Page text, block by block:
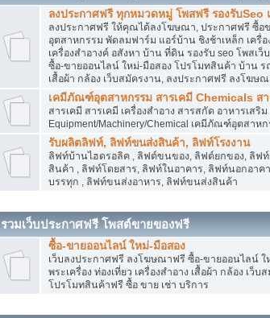
ลงประกาศฟรี ทุกหมวดหมู่ โพสฟรี รองรับSeo
ลงประกาศฟรี ให้คุณได้ลงโฆษณา, ประกาศฟรี ซื้
อุตสาหกรรม พัดลมฟาร์ม แอร์บ้าน ชิงช้าเหล็ก เครื่
เครื่องสำอางค์ อสังหา บ้าน ที่ดิน รองรับ seo โพส
ซื้อ-ขายออนไลน์ ใหม่-มือสอง โปรโมทสินค้า บ้าน รถ
เสื้อผ้า กล้อง เว็บสมัครงาน, ลงประกาศฟรี ลงโฆ
เคมีภัณฑ์อุตสาหกรรม สารเคมี Chemicals ส
สารเคมี สารเคมี เครื่องสำอาง สารสกัด อาหารเสริม
Equipment/Machinery/Chemical เคมีภัณฑ์อุตสาห
รับผลิตลิฟท์, ลิฟท์ขนส่งสินค้า, ลิฟท์โรงงาน
ลิฟท์บ้านไฮดรอลิค , ลิฟต์ขนของ, ลิฟต์ยกของ, ลิฟ
สินค้า , ลิฟท์โดยสาร, ลิฟท์ในอาคาร, ลิฟท์นอกอาค
บรรทุก , ลิฟท์ขนส่งอาหาร, ลิฟท์ขนส่งสินค้า
รวมเว็บประกาศฟรี โพสต์ขายของฟรี
ซื้อ-ขายออนไลน์ ใหม่-มือสอง
เว็บลงประกาศฟรี ลงโฆษณาฟรี ซื้อ-ขายออนไลน์
พระเครื่อง ท่องเที่ยว เครื่องสำอาง เสื้อผ้า กล้อง เ
โปรโมทสินค้าฟรี ซื้อ ขาย เช่า บริการ